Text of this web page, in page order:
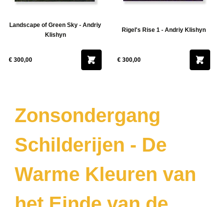
Landscape of Green Sky - Andriy
Klishyn
€ 300,00
Rigel's Rise 1 - Andriy Klishyn
€ 300,00
Zonsondergang
Schilderijen - De
Warme Kleuren van